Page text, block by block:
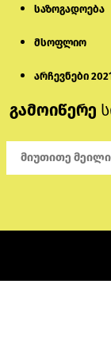
საზოგადოება
მსოფლიო
არჩევნები
გამოიწერე